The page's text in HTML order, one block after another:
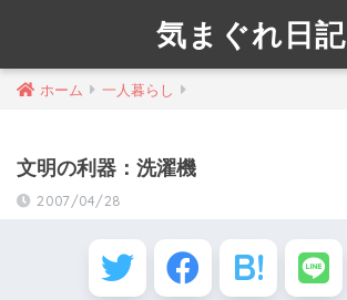
気まぐれ日記
ホーム 一人暮らし
文明の利器：洗濯機
2007/04/28